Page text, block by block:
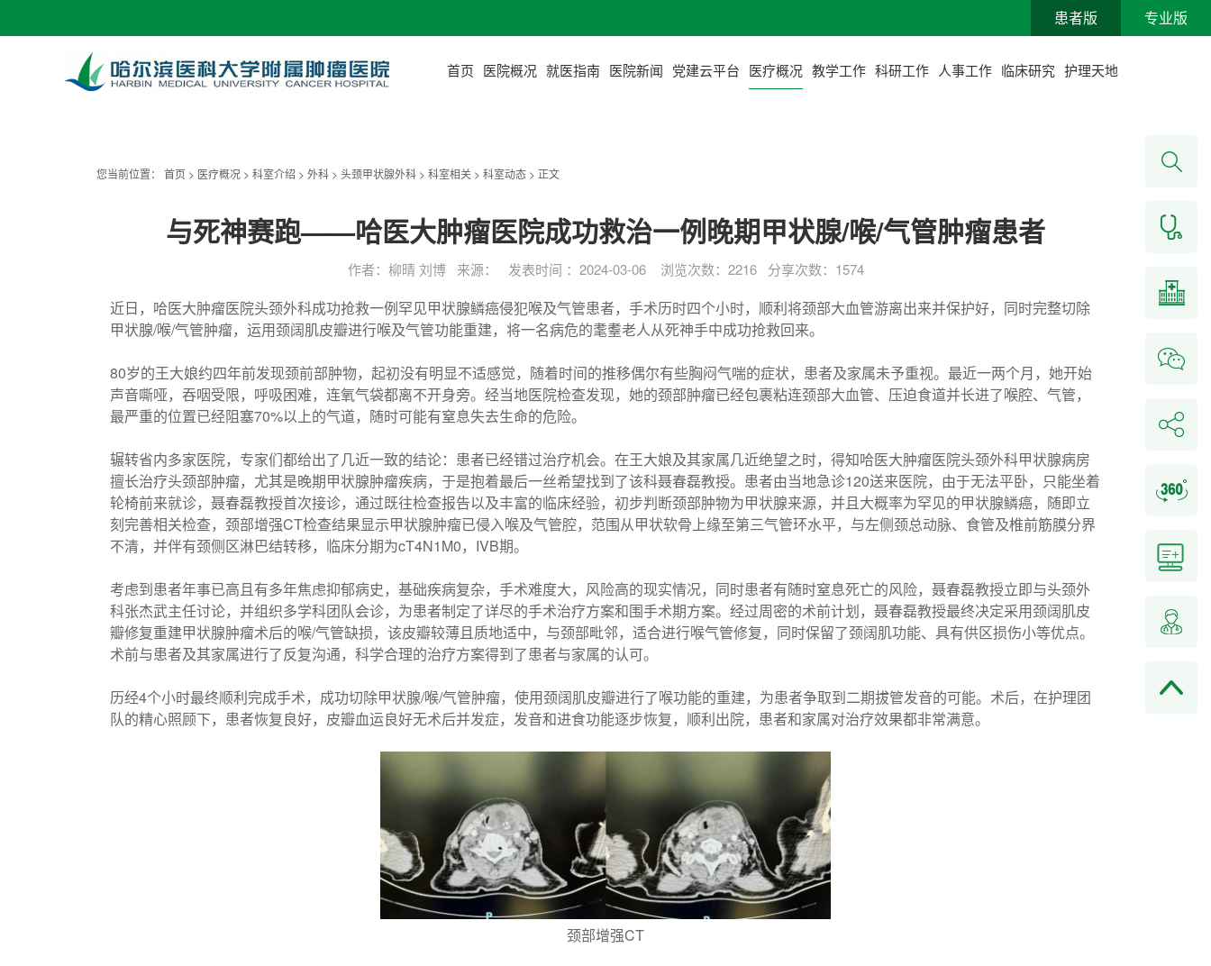
专业版
患者版
首页 医院概况 就医指南 医院新闻 党建云平台 医疗概况 教学工作 科研工作 人事工作 临床研究 护理天地
您当前位置： 首页 > 医疗概况 > 科室介绍 > 外科 > 头颈甲状腺外科 > 科室相关 > 科室动态 > 正文
与死神赛跑——哈医大肿瘤医院成功救治一例晚期甲状腺/喉/气管肿瘤患者
作者：柳晴 刘博 来源： 发表时间 ：2024-03-06 浏览次数： 2216 分享次数：1574
近日，哈医大肿瘤医院头颈外科成功抢救一例罕见甲状腺鳞癌侵犯喉及气管患者，手术历时四个小时，顺利将颈部大血管游离出来并保护好，同时完整切除
甲状腺/喉/气管肿瘤，运用颈阔肌皮瓣进行喉及气管功能重建，将一名病危的耄耋老人从死神手中成功抢救回来。
80岁的王大娘约四年前发现颈前部肿物，起初没有明显不适感觉，随着时间的推移偶尔有些胸闷气喘的症状，患者及家属未予重视。最近一两个月，她开始
声音嘶哑，吞咽受限，呼吸困难，连氧气袋都离不开身旁。经当地医院检查发现，她的颈部肿瘤已经包裹粘连颈部大血管、压迫食道并长进了喉腔、气管，
最严重的位置已经阻塞70%以上的气道，随时可能有窒息失去生命的危险。
辗转省内多家医院，专家们都给出了几近一致的结论：患者已经错过治疗机会。在王大娘及其家属几近绝望之时，得知哈医大肿瘤医院头颈外科甲状腺病房
擅长治疗头颈部肿瘤，尤其是晚期甲状腺肿瘤疾病，于是抱着最后一丝希望找到了该科聂春磊教授。患者由当地急诊120送来医院，由于无法平卧，只能坐着
轮椅前来就诊，聂春磊教授首次接诊，通过既往检查报告以及丰富的临床经验，初步判断颈部肿物为甲状腺来源，并且大概率为罕见的甲状腺鳞癌，随即立
刻完善相关检查，颈部增强CT检查结果显示甲状腺肿瘤已侵入喉及气管腔，范围从甲状软骨上缘至第三气管环水平，与左侧颈总动脉、食管及椎前筋膜分界
不清，并伴有颈侧区淋巴结转移，临床分期为cT4N1M0，IVB期。
考虑到患者年事已高且有多年焦虑抑郁病史，基础疾病复杂，手术难度大，风险高的现实情况，同时患者有随时窒息死亡的风险，聂春磊教授立即与头颈外
科张杰武主任讨论，并组织多学科团队会诊，为患者制定了详尽的手术治疗方案和围手术期方案。经过周密的术前计划，聂春磊教授最终决定采用颈阔肌皮
瓣修复重建甲状腺肿瘤术后的喉/气管缺损，该皮瓣较薄且质地适中，与颈部毗邻，适合进行喉气管修复，同时保留了颈阔肌功能、具有供区损伤小等优点。
术前与患者及其家属进行了反复沟通，科学合理的治疗方案得到了患者与家属的认可。
历经4个小时最终顺利完成手术，成功切除甲状腺/喉/气管肿瘤，使用颈阔肌皮瓣进行了喉功能的重建，为患者争取到二期拔管发音的可能。术后，在护理团
队的精心照顾下，患者恢复良好，皮瓣血运良好无术后并发症，发音和进食功能逐步恢复，顺利出院，患者和家属对治疗效果都非常满意。
颈部增强CT